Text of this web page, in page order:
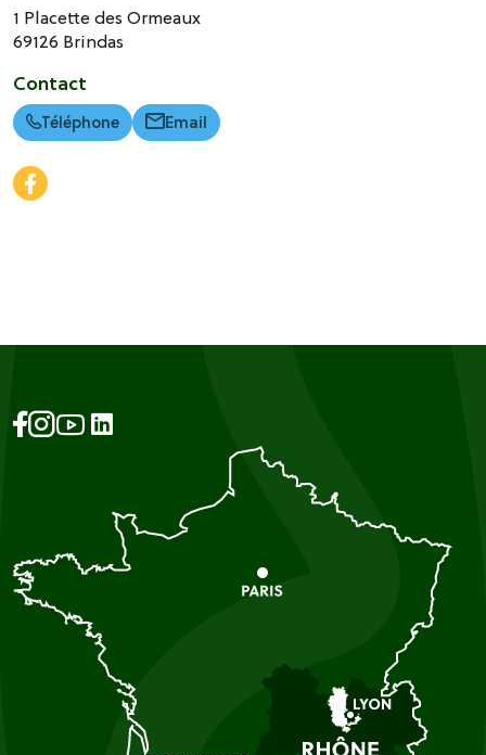
1 Placette des Ormeaux
69126 Brindas
Contact
Téléphone Email